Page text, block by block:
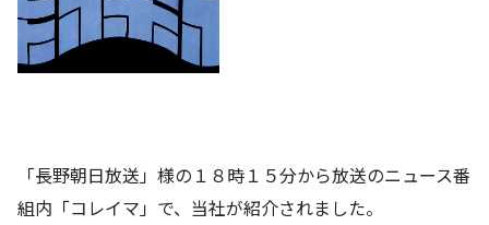
「長野朝日放送」様の１８時１５分から放送のニュース番
組内「コレイマ」で、当社が紹介されました。